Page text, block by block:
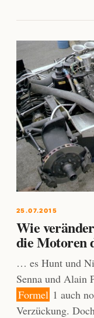
25.07.2015
Wie
die Motoren
… es Hunt und
Senna und Alain
Formel 1 auch
Verzückung.